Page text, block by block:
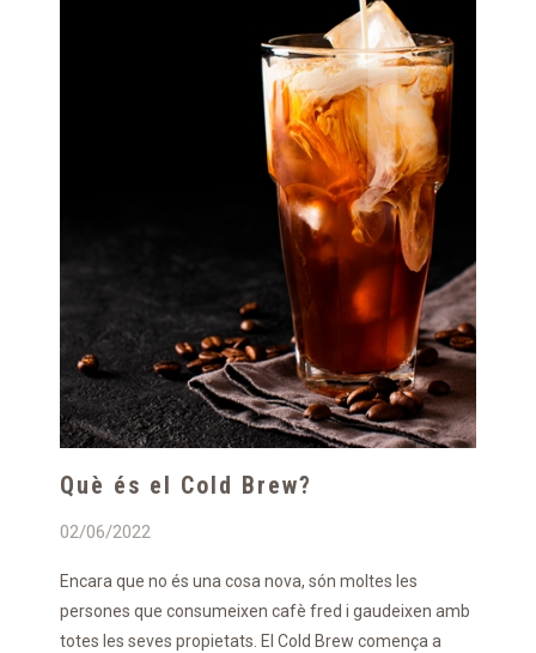
Què és el Cold Brew?
02/06/2022
Encara que no és una cosa nova, són moltes les
persones que consumeixen cafè fred i gaudeixen amb
totes les seves propietats. El Cold Brew comença a